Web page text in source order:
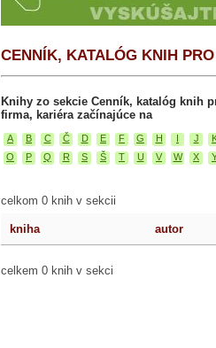
CENNÍK, KATALÓG KNIH
Knihy zo sekcie Cenník, katalóg knih
firma, kariéra začínajúce na
A B C Č D E F G H J
O
P Q R S Š T U V W X
celkom 0 knih v sekcii
kniha autor
celkem 0 knih v sekci